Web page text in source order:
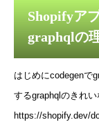
入手できるこれは
インテグレーショ
る。Slackの
Shopifyア
graphqlの
はじめにcodegenで
するgraphqlのきれ
https://shopify.dev/